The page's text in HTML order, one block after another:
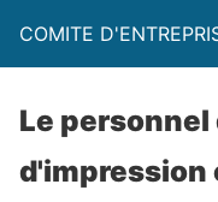
COMITE
Le personnel
d'impression